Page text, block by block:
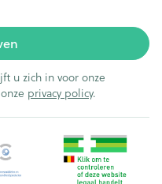
u zich in voor onze
privacy policy.